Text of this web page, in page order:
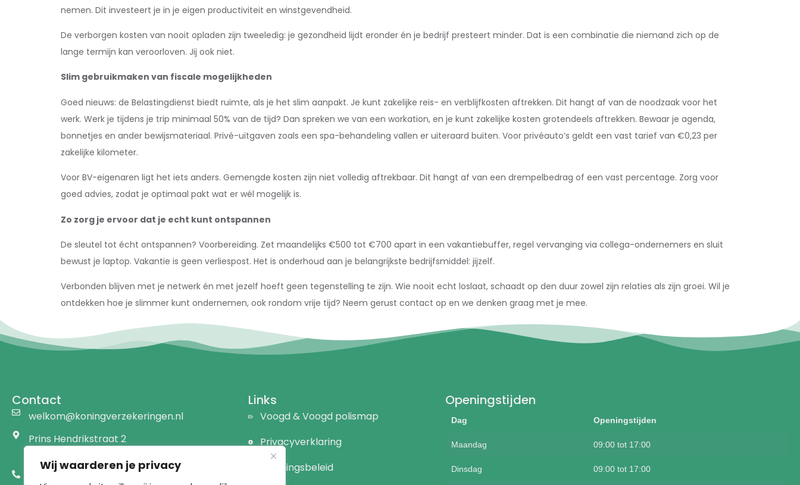
Wij waarderen je privacy
nemen. Dit investeert je in je eigen productiviteit en winstgevendheid.
De verborgen kosten van nooit opladen zijn tweeledig: je gezondheid lijdt eronder én je bedrijf presteert minder. Dat is een combinatie die niemand zich op de
lange termijn kan veroorloven. Jij ook niet.
Slim gebruikmaken van fiscale mogelijkheden
Goed nieuws: de Belastingdienst biedt ruimte, als je het slim aanpakt. Je kunt zakelijke reis- en verblijfkosten aftrekken. Dit hangt af van de noodzaak voor het
werk. Werk je tijdens je trip minimaal 50% van de tijd? Dan spreken we van een workation, en je kunt zakelijke kosten grotendeels aftrekken. Bewaar je agenda,
bonnetjes en ander bewijsmateriaal. Privé-uitgaven zoals een spa-behandeling vallen er uiteraard buiten. Voor privéauto’s geldt een vast tarief van €0,23 per
zakelijke kilometer.
Voor BV-eigenaren ligt het iets anders. Gemengde kosten zijn niet volledig aftrekbaar. Dit hangt af van een drempelbedrag of een vast percentage. Zorg voor
goed advies, zodat je optimaal pakt wat er wél mogelijk is.
Zo zorg je ervoor dat je echt kunt ontspannen
De sleutel tot écht ontspannen? Voorbereiding. Zet maandelijks €500 tot €700 apart in een vakantiebuffer, regel vervanging via collega-ondernemers en sluit
bewust je laptop. Vakantie is geen verliespost. Het is onderhoud aan je belangrijkste bedrijfsmiddel: jijzelf.
Verbonden blijven met je netwerk én met jezelf hoeft geen tegenstelling te zijn. Wie nooit echt loslaat, schaadt op den duur zowel zijn relaties als zijn groei. Wil je
ontdekken hoe je slimmer kunt ondernemen, ook rondom vrije tijd? Neem gerust contact op en we denken graag met je mee.
Contact
welkom@koningverzekeringen.nl
Prins Hendrikstraat 2
Links
Voogd & Voogd polismap
Privacyverklaring
Beloningsbeleid
Openingstijden
Dag Openingstijden
Maandag 09:00 tot 17:00
Dinsdag 09:00 tot 17:00